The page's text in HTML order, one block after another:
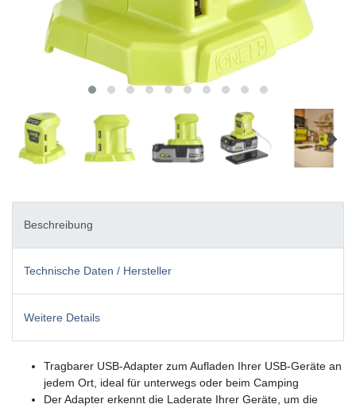
Beschreibung
Technische Daten / Hersteller
Weitere Details
Tragbarer USB-Adapter zum Aufladen Ihrer USB-Geräte an
jedem Ort, ideal für unterwegs oder beim Camping
Der Adapter erkennt die Laderate Ihrer Geräte, um die